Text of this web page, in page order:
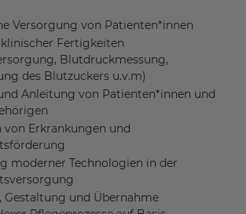
Versorgung von Patienten*innen
Fertigkeiten
Blutdruckmessung,
des Blutzuckers u.v.m)
Anleitung von Patienten*innen und
von Erkrankungen und
moderner Technologien in der
Gestaltung und Übernahme